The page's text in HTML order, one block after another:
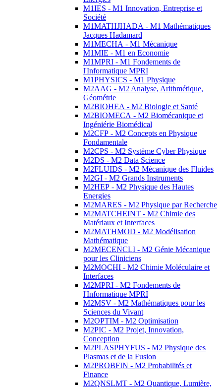
M1IES - M1 Innovation, Entreprise et
Société
M1MATHJHADA - M1 Mathématiques
Jacques Hadamard
M1MECHA - M1 Mécanique
M1MIE - M1 en Economie
M1MPRI - M1 Fondements de
l'Informatique MPRI
M1PHYSICS - M1 Physique
M2AAG - M2 Analyse, Arithmétique,
Géométrie
M2BIOHEA - M2 Biologie et Santé
M2BIOMECA - M2 Biomécanique et
Ingéniérie Biomédical
M2CFP - M2 Concepts en Physique
Fondamentale
M2CPS - M2 Système Cyber Physique
M2DS - M2 Data Science
M2FLUIDS - M2 Mécanique des Fluides
M2GI - M2 Grands Instruments
M2HEP - M2 Physique des Hautes
Energies
M2MARES - M2 Physique par Recherche
M2MATCHEINT - M2 Chimie des
Matériaux et Interfaces
M2MATHMOD - M2 Modélisation
Mathématique
M2MECENCLI - M2 Génie Mécanique
pour les Cliniciens
M2MOCHI - M2 Chimie Moléculaire et
Interfaces
M2MPRI - M2 Fondements de
l'Informatique MPRI
M2MSV - M2 Mathématiques pour les
Sciences du Vivant
M2OPTIM - M2 Optimisation
M2PIC - M2 Projet, Innovation,
Conception
M2PLASPHYFUS - M2 Physique des
Plasmas et de la Fusion
M2PROBFIN - M2 Probabilités et
Finance
M2QNSLMT - M2 Quantique, Lumière,